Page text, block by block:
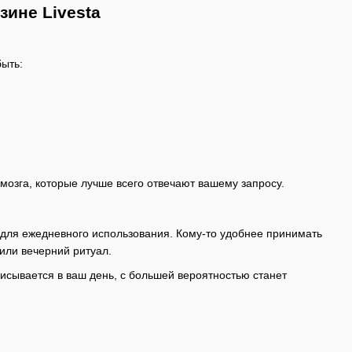
Livesta
которые лучше всего отвечают вашему запросу.
ежедневного использования. Кому-то удобнее принимать
вечерний ритуал.
в ваш день, с большей вероятностью станет